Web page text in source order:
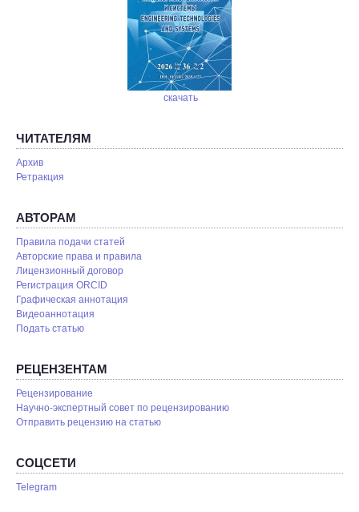
скачать
ЧИТАТЕЛЯМ
Архив
Ретракция
АВТОРАМ
Правила подачи статей
Авторские права и правила
Лицензионный договор
Регистрация ORCID
Графическая аннотация
Видеоаннотация
Подать статью
РЕЦЕНЗЕНТАМ
Рецензирование
Научно-экспертный совет по рецензированию
Отправить рецензию на статью
СОЦСЕТИ
Telegram